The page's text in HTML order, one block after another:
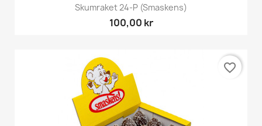
Skumraket 24-P (Smaskens)
100,00 kr
favorite_border